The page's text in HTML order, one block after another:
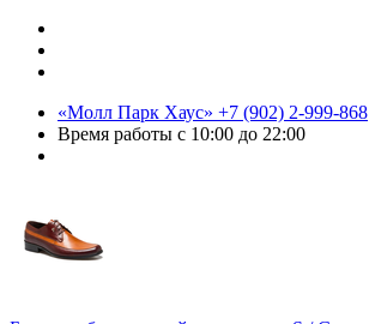
«Молл Парк Хаус» +7 (902) 2-999-868
Время работы с 10:00 до 22:00